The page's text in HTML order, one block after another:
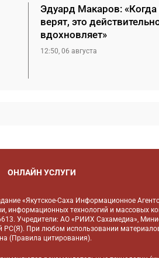
Эдуард Макаров: «Когда
верят, это
вдохновляет»
12:50, 06 августа
ОНЛАЙН УСЛУГИ
«Якутское-Саха Информационное
информационных технологий и массовых
Учредители: АО «РИИХ Сахамедиа»,
РС(Я). При любом использовании
(Правила цитирования).